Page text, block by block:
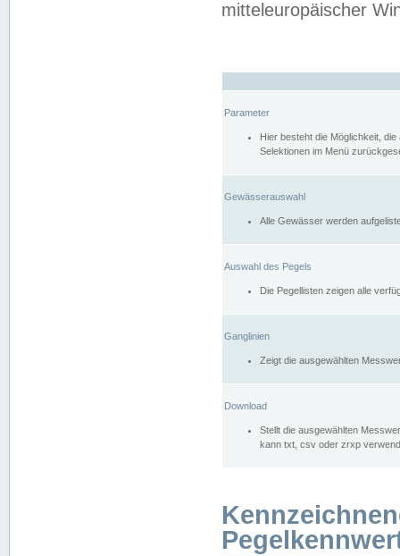
mitteleuropäischer
Parameter
Hier besteht die Möglichkeit,
Selektionen im Menü
Gewässerauswahl
Alle Gewässer werden
Auswahl des Pegels
Die Pegellisten zeigen alle
Ganglinien
Zeigt die ausgewählten
Download
Stellt die ausgewählten
kann txt, csv oder zrxp